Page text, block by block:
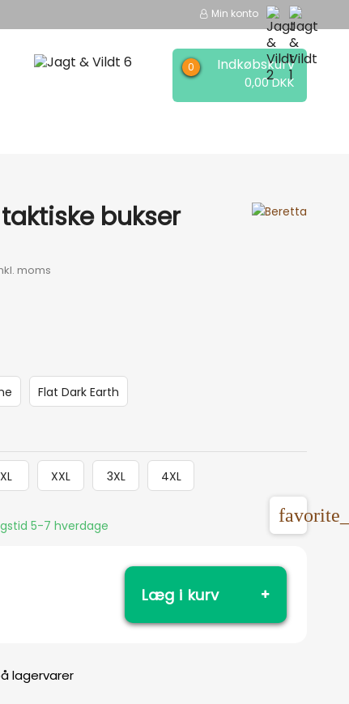
Min konto
Indkøbskurv
0,00 DKK
bukser
moms
Flat Dark Earth
XL XXL 3XL 4XL
5-7 hverdage
Læg i kurv
lagervarer